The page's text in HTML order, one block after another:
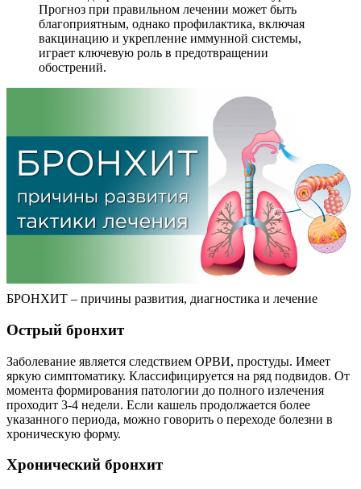
Прогноз при правильном лечении может быть
благоприятным, однако профилактика, включая
вакцинацию и укрепление иммунной системы,
играет ключевую роль в предотвращении
обострений.
БРОНХИТ – причины развития, диагностика и лечение
Острый бронхит
Заболевание является следствием ОРВИ, простуды. Имеет
яркую симптоматику. Классифицируется на ряд подвидов. От
момента формирования патологии до полного излечения
проходит 3-4 недели. Если кашель продолжается более
указанного периода, можно говорить о переходе болезни в
хроническую форму.
Хронический бронхит